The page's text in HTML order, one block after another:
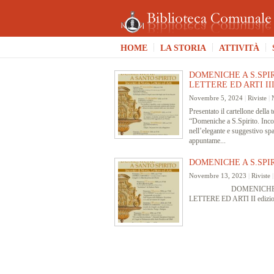
HOME LA STORIA ATTIVITÀ
DOMENICHE A
LETTERE ED ARTI III
Novembre 5, 2024 Riviste
Presentato il cartellone della
“Domeniche a S.Spirito.
nell’elegante e suggestivo
appuntame...
DOMENICHE A
Novembre 13, 2023 Riviste
DOMENICHE A
LETTERE ED ARTI II